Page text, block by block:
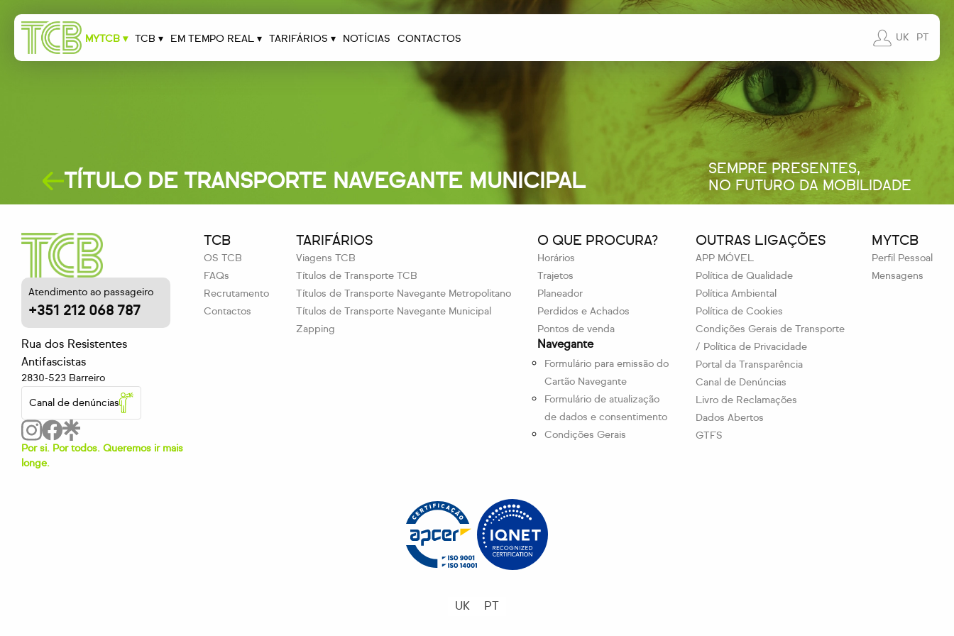
MYTCB ▾ TCB ▾ EM TEMPO REAL ▾ TARIFÁRIOS ▾ NOTÍCIAS CONTACTOS UK PT
SEMPRE PRESENTES,
NO FUTURO DA MOBILIDADE
TÍTULO DE TRANSPORTE NAVEGANTE MUNICIPAL
Atendimento ao passageiro
+351 212 068 787
Rua dos Resistentes
Antifascistas
2830-523 Barreiro
Canal de denúncias
Por si. Por todos. Queremos ir mais
longe.
TCB
OS TCB
FAQs
Recrutamento
Contactos
TARIFÁRIOS
Viagens TCB
Títulos de Transporte TCB
Títulos de Transporte Navegante Metropolitano
Títulos de Transporte Navegante Municipal
Zapping
O QUE PROCURA?
Horários
Trajetos
Planeador
Perdidos e Achados
Pontos de venda
Navegante
Formulário para emissão do
Cartão Navegante
Formulário de atualização
de dados e consentimento
Condições Gerais
OUTRAS LIGAÇÕES
APP MÓVEL
Política de Qualidade
Política Ambiental
Política de Cookies
Condições Gerais de Transporte
/ Política de Privacidade
Portal da Transparência
Canal de Denúncias
Livro de Reclamações
Dados Abertos
GTFS
MYTCB
Perfil Pessoal
Mensagens
UK PT